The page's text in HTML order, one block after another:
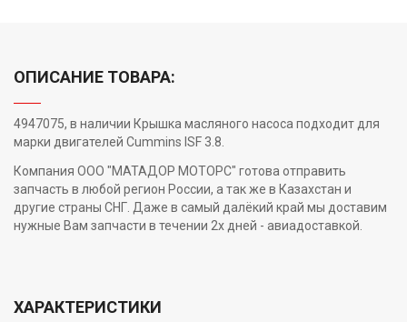
ОПИСАНИЕ ТОВАРА:
4947075, в наличии Крышка масляного насоса подходит для
марки двигателей Cummins ISF 3.8.
Компания ООО "МАТАДОР МОТОРС" готова отправить
запчасть в любой регион России, а так же в Казахстан и
другие страны СНГ. Даже в самый далёкий край мы доставим
нужные Вам запчасти в течении 2х дней - авиадоставкой.
ХАРАКТЕРИСТИКИ